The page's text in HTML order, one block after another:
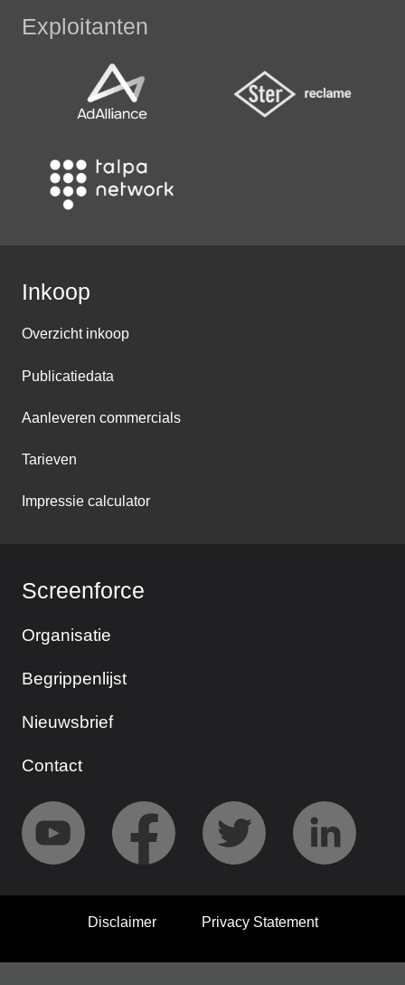
Exploitanten
Inkoop
Overzicht inkoop
Publicatiedata
Aanleveren commercials
Tarieven
Impressie calculator
Screenforce
Organisatie
Begrippenlijst
Nieuwsbrief
Contact
Disclaimer Privacy Statement